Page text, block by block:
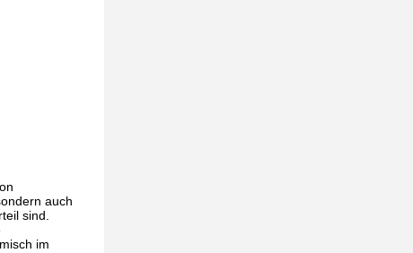
auch
sind.
im